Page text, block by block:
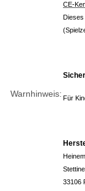
Warnhinweis:
CE-
Für
33106